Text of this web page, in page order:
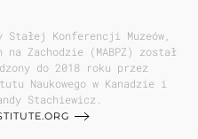
Konferencji Muzeów,
Zachodzie (MABPZ) został
do 2018 roku przez
Naukowego w Kanadzie i
Stachiewicz.